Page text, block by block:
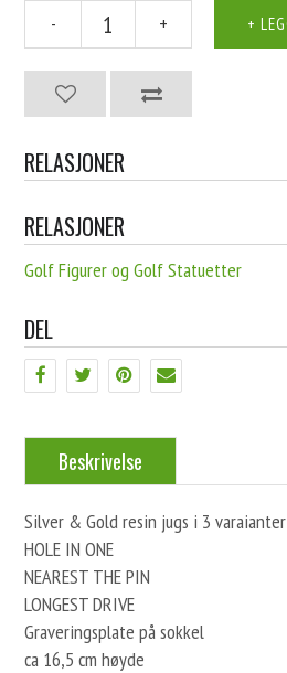
- +
RELASJONER
RELASJONER
Golf Figurer og Golf Statuetter
DEL
Beskrivelse
Silver & Gold resin jugs i 3 varaianter
HOLE IN ONE
NEAREST THE PIN
LONGEST DRIVE
Graveringsplate på sokkel
ca 16,5 cm høyde